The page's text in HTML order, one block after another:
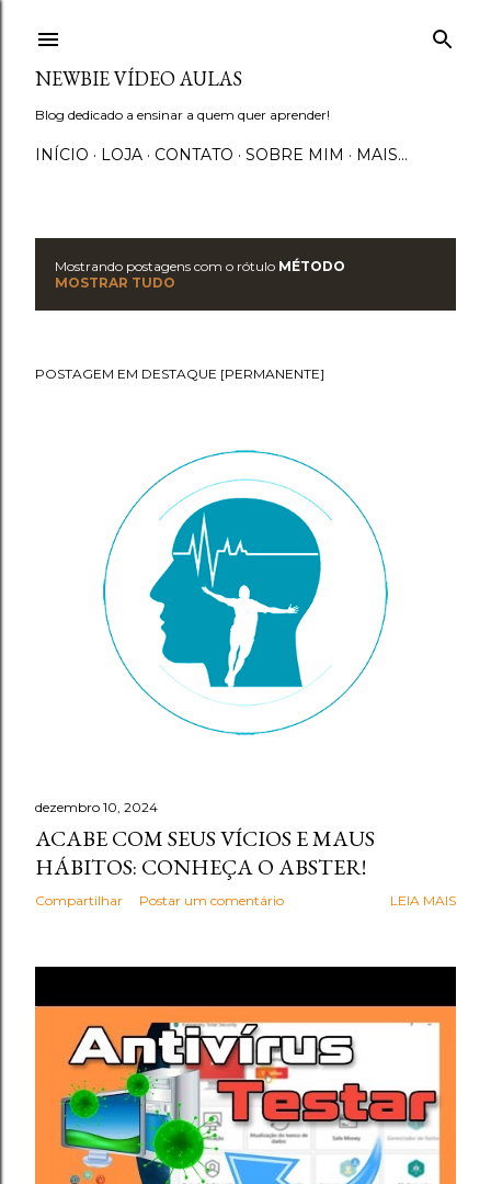
NEWBIE VÍDEO AULAS
Blog dedicado a ensinar a quem quer aprender!
INÍCIO LOJA CONTATO SOBRE MIM MAIS…
s
Mostrando postagens com o rótulo MÉTODO
MOSTRAR TUDO
POSTAGEM EM DESTAQUE [PERMANENTE]
dezembro 10, 2024
ACABE COM SEUS VÍCIOS E MAUS
HÁBITOS: CONHEÇA O ABSTER!
Compartilhar Postar um comentário LEIA MAIS